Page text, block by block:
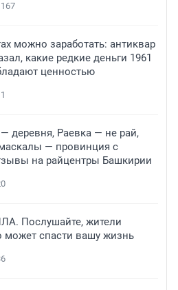
167
можно заработать: антиквар
какие редкие деньги 1961
ценностью
деревня, Раевка — не рай,
— провинция с
на райцентры Башкирии
Послушайте, жители
может спасти вашу жизнь